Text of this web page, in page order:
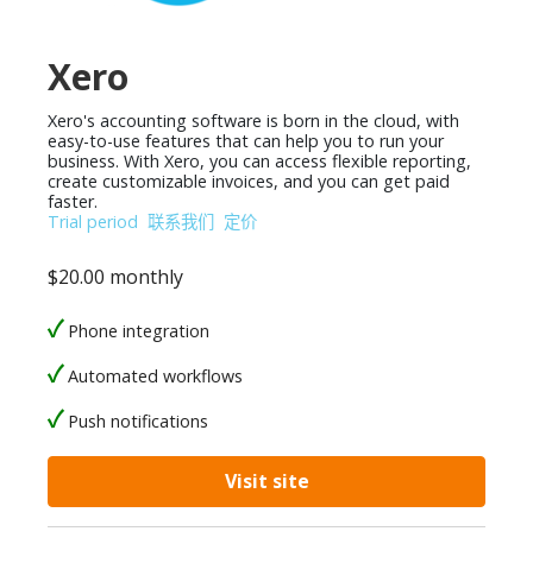
Xero
Xero's accounting software is born in the cloud, with
easy-to-use features that can help you to run your
business. With Xero, you can access flexible reporting,
create customizable invoices, and you can get paid
faster.
Trial period 联系我们 定价
$20.00 monthly
Phone integration
Automated workflows
Push notifications
Visit site